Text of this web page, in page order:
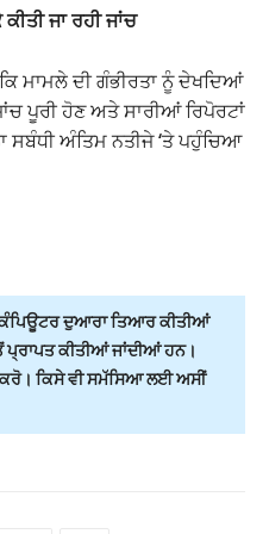
ਜਾ ਰਹੀ ਜਾਂਚ
ਮਾਮਲੇ ਦੀ ਗੰਭੀਰਤਾ ਨੂੰ ਦੇਖਦਿਆਂ
ਪੂਰੀ ਹੋਣ ਅਤੇ ਸਾਰੀਆਂ ਰਿਪੋਰਟਾਂ
ਅੰਤਿਮ ਨਤੀਜੇ ‘ਤੇ ਪਹੁੰਚਿਆ
ਦੁਆਰਾ ਤਿਆਰ ਕੀਤੀਆਂ
ਪ੍ਰਾਪਤ ਕੀਤੀਆਂ ਜਾਂਦੀਆਂ ਹਨ।
ਕਿਸੇ ਵੀ ਸਮੱਸਿਆ ਲਈ ਅਸੀਂ